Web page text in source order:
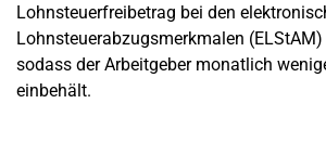
Lohnsteuerfreibetrag bei den
Lohnsteuerabzugsmerkmalen
sodass der Arbeitgeber monatlich
einbehält.